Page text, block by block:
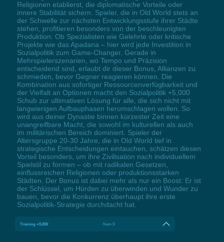
Religionen etablierst, die diplomatische Vorteile oder
innere Stabilität sichern. Spieler, die in Old World stets an
der Schwelle zur nächsten Entwicklungsstufe ihrer Städte
stehen, profitieren besonders von der beschleunigten
Produktion: Ob Spezialisten wie Gelehrte oder kritische
Projekte wie das Apadana – hier wird jede Investition in
Sozialpolitik zum Game-Changer. Gerade in
Mehrspielerszenarien, wo Tempo und Präzision
entscheidend sind, erlaubt dir dieser Bonus, Allianzen zu
schmieden, bevor Gegner reagieren können. Die
Kombination aus sofortiger Ressourcenverfügbarkeit und
der Vielfalt an Optionen macht den Sozialpolitik +5,000
Schub zur ultimativen Lösung für alle, die sich nicht mit
langwierigen Aufbauphasen herumschlagen wollen. So
wird aus deiner Dynastie binnen kürzester Zeit eine
unangreifbare Macht, die sowohl im kulturellen als auch
im militärischen Bereich dominiert. Spieler der
Altersgruppe 20-30 Jahre, die in Old World tief in
strategische Entscheidungen eintauchen, schätzen diesen
Vorteil besonders, um ihre Zivilisation nach individuellem
Spielstil zu formen – ob mit radikalen Gesetzen,
einflussreichen Religionen oder produktionsstarken
Städten. Der Bonus ist dabei mehr als nur ein Boost: Er ist
der Schlüssel, um Hürden zu überwinden und Wunder zu
bauen, bevor die Konkurrenz überhaupt ihre erste
Sozialpolitik-Strategie durchdacht hat.
Training +5,000 Num 9